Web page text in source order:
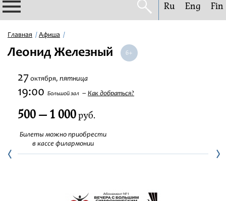
Филармония
Фестивали
Абонементы
Новости
Ru Eng Fin
Главная Афиша
Леонид Железный
27 октября, пятница
19:00 Большой зал Как добраться?
500 — 1 000руб.
Билеты можно приобрести
в кассе филармонии